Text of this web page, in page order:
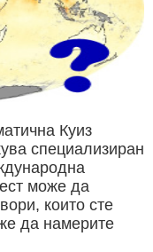
Куиз
специализиран
може да
които сте
да намерите